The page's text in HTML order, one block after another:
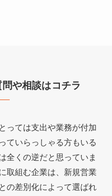
や相談はコチラ
っては支出や業務が付加
ていらっしゃる方もいる
全くの逆だと思っていま
取組む企業は、新規営業
の差別化によって選ばれ